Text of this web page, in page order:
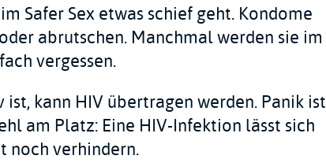
Safer Sex etwas schief geht. Kondome
abrutschen. Manchmal werden sie im
vergessen.
kann HIV übertragen werden. Panik ist
am Platz: Eine HIV-Infektion lässt sich
noch verhindern.